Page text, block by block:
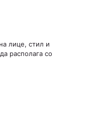
лице, стил и
располага со